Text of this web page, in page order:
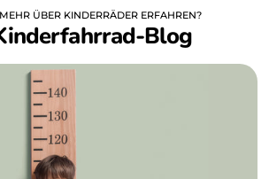
ÜBER KINDERRÄDER ERFAHREN?
Blog